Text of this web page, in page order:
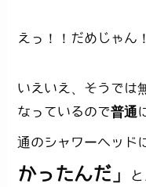
えっ！！だめじゃん
いえいえ、そうでは
なっているので普通
通のシャワーヘッド
かったんだ」